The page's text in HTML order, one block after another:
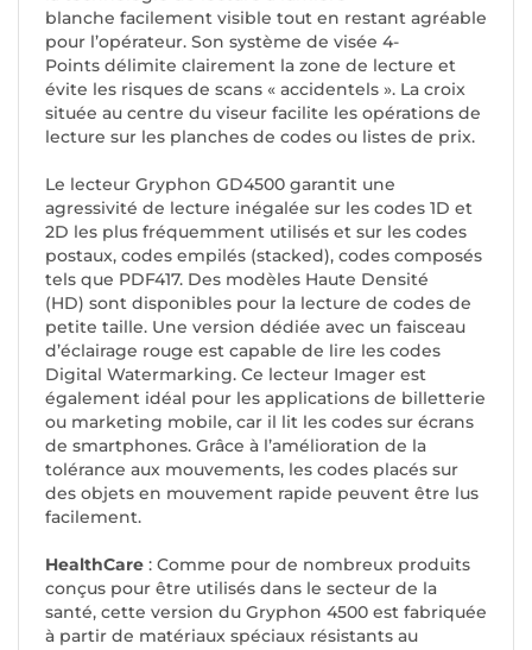
blanche facilement visible tout en restant agréable
pour l’opérateur. Son système de visée 4-
Points délimite clairement la zone de lecture et
évite les risques de scans « accidentels ». La croix
située au centre du viseur facilite les opérations de
lecture sur les planches de codes ou listes de prix.
Le lecteur Gryphon GD4500 garantit une
agressivité de lecture inégalée sur les codes 1D et
2D les plus fréquemment utilisés et sur les codes
postaux, codes empilés (stacked), codes composés
tels que PDF417. Des modèles Haute Densité
(HD) sont disponibles pour la lecture de codes de
petite taille. Une version dédiée avec un faisceau
d’éclairage rouge est capable de lire les codes
Digital Watermarking. Ce lecteur Imager est
également idéal pour les applications de billetterie
ou marketing mobile, car il lit les codes sur écrans
de smartphones. Grâce à l’amélioration de la
tolérance aux mouvements, les codes placés sur
des objets en mouvement rapide peuvent être lus
facilement.
HealthCare : Comme pour de nombreux produits
conçus pour être utilisés dans le secteur de la
santé, cette version du Gryphon 4500 est fabriquée
à partir de matériaux spéciaux résistants au